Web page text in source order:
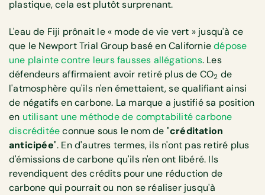
plastique, cela est plutôt surprenant.
L'eau de Fiji prônait le « mode de vie vert » jusqu'à ce
que le Newport Trial Group basé en Californiedépose
une plainte contre leurs fausses allégations. Les
défendeurs affirmaient avoir retiré plus de CO2 de
l'atmosphère qu'ils n'en émettaient, se qualifiant ainsi
de négatifs en carbone. La marque a justifié sa position
en utilisant une méthode de comptabilité carbone
discréditéeconnue sous le nom de "créditation
anticipée". En d'autres termes, ils n'ont pas retiré plus
d'émissions de carbone qu'ils n'en ont libéré. Ils
revendiquent des crédits pour une réduction de
carbone qui pourrait ou non se réaliser jusqu'à